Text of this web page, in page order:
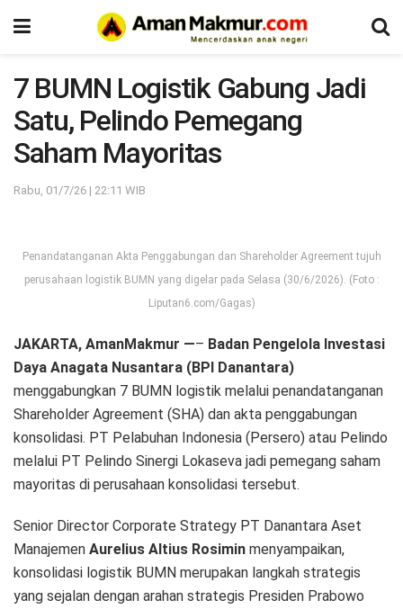
7 BUMN Logistik Gabung Jadi
Satu, Pelindo Pemegang
Saham Mayoritas
Rabu, 01/7/26 | 22:11 WIB
Penandatanganan Akta Penggabungan dan Shareholder Agreement tujuh
perusahaan logistik BUMN yang digelar pada Selasa (30/6/2026). (Foto :
Liputan6.com/Gagas)
JAKARTA, AmanMakmur —– Badan Pengelola Investasi
Daya Anagata Nusantara (BPI Danantara)
menggabungkan 7 BUMN logistik melalui penandatanganan
Shareholder Agreement (SHA) dan akta penggabungan
konsolidasi. PT Pelabuhan Indonesia (Persero) atau Pelindo
melalui PT Pelindo Sinergi Lokaseva jadi pemegang saham
mayoritas di perusahaan konsolidasi tersebut.
Senior Director Corporate Strategy PT Danantara Aset
Manajemen Aurelius Altius Rosimin menyampaikan,
konsolidasi logistik BUMN merupakan langkah strategis
yang sejalan dengan arahan strategis Presiden Prabowo